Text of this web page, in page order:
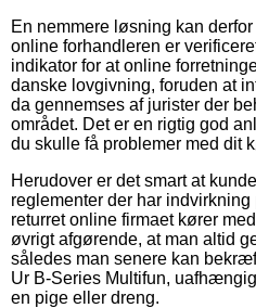
En nemmere løsning kan
online forhandleren er
indikator for at online
danske lovgivning, foruden at
da gennemses af jurister der
området. Det er en rigtig god
du skulle få problemer med dit
Herudover er det smart at
reglementer der har
returret online firmaet kører
øvrigt afgørende, at man altid
således man senere kan
Ur B-Series Multifun,
en pige eller dreng.